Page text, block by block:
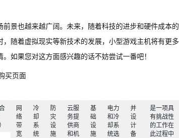
景也越来越广阔。未来，随着科技的进步和硬件成本的
随着虚拟现实等新技术的发展，小型游戏主机将有更多
如果您对这方面感兴趣的话不妨尝试一番吧！
买页面
网
络
带
宽
冷
却
系
统
防
灾
设
施
云服
务提
供商
和机
基
础
设
施
电力
和冷
却系
统选
并
设
计
备
是一项具
有挑战性
的工作在
此过程中